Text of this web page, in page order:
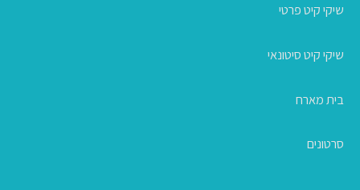
שיקי קיט פרטי
שיקי קיט סיטונאי
בית מארח
סרטונים